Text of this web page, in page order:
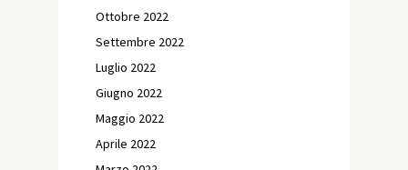
Ottobre 2022
Settembre 2022
Luglio 2022
Giugno 2022
Maggio 2022
Aprile 2022